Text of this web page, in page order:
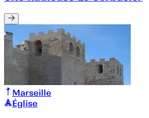
Marseille
Église